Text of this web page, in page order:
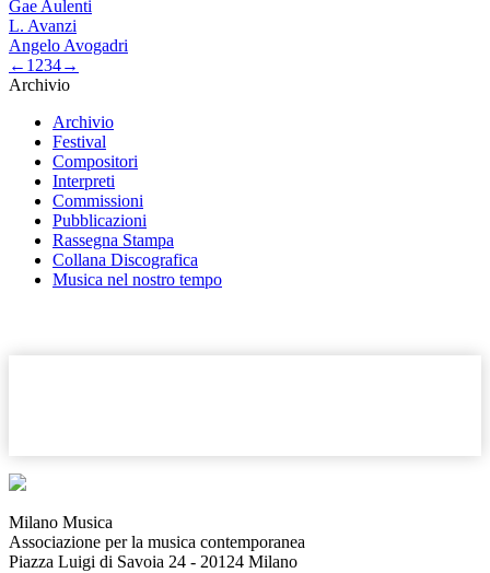
Gae Aulenti
L. Avanzi
Angelo Avogadri
← 1 234→
Archivio
Archivio
Festival
Compositori
Interpreti
Commissioni
Pubblicazioni
Rassegna Stampa
Collana Discografica
Musica nel nostro tempo
Milano Musica
Associazione per la musica contemporanea
Piazza Luigi di Savoia 24 - 20124 Milano